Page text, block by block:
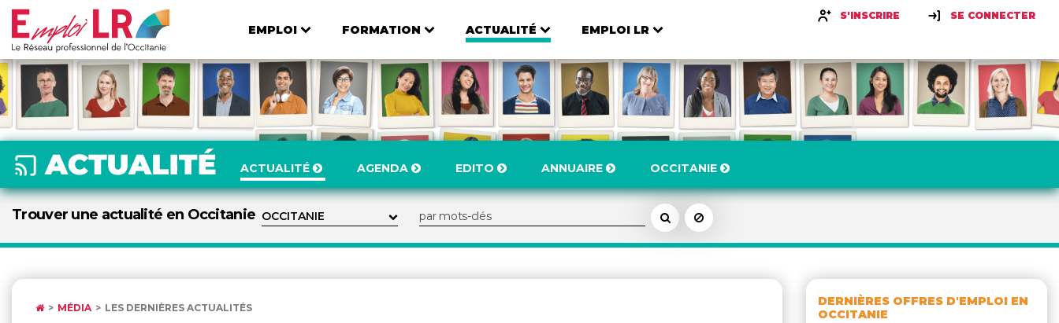
EMPLOI FORMATION ACTUALITÉ EMPLOI LR
S'INSCRIRE SE CONNECTER
ACTUALITÉ AGENDA EDITO ANNUAIRE OCCITANIE
Trouver une actualité en Occitanie
MÉDIA LES DERNIÈRES ACTUALITÉS
DERNIÈRES OFFRES D'EMPLOI EN
OCCITANIE